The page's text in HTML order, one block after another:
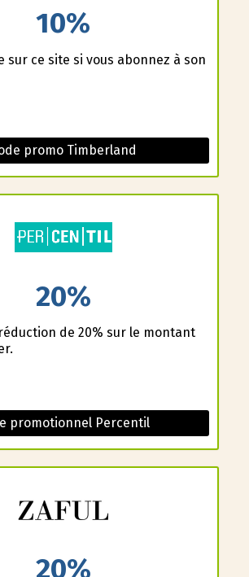
10%
sur ce site si vous abonnez à son
promo Timberland
20%
de 20% sur le montant
promotionnel Percentil
20%